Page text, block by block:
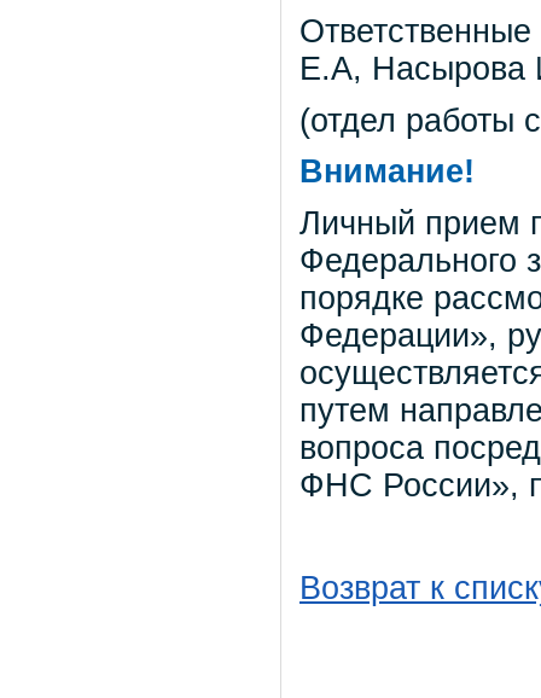
Е.А, Насырова
(отдел работы
Внимание!
Личный прием
Федерального
порядке
Федерации»,
путем
вопроса
ФНС России»,
Возврат к